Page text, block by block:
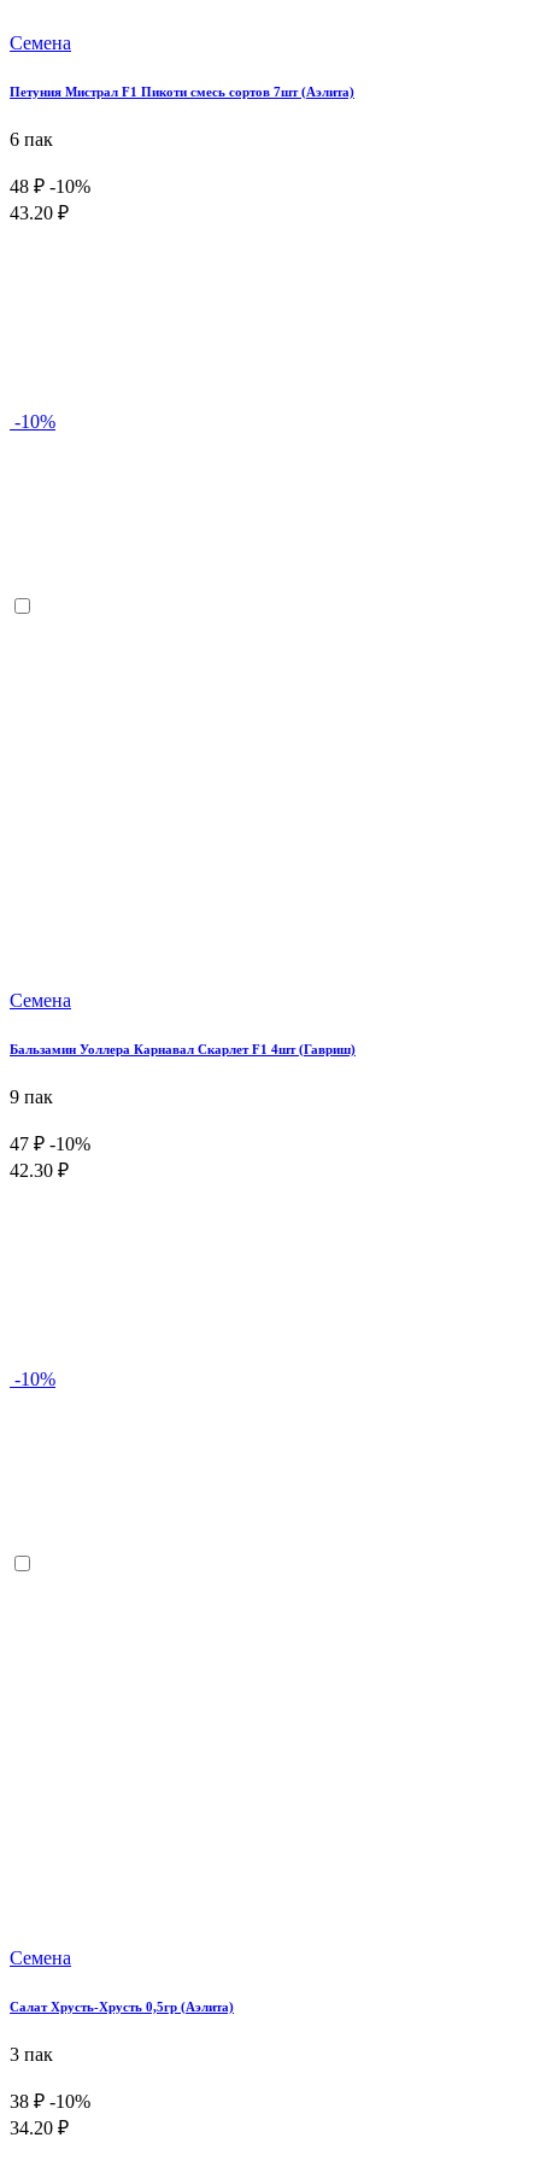
Семена
Петуния Мистрал F1 Пикоти смесь сортов 7шт (Аэлита)
6 пак
48 ₽ -10%
43.20 ₽
-10%
Семена
Бальзамин Уоллера Карнавал Скарлет F1 4шт (Гавриш)
9 пак
47 ₽ -10%
42.30 ₽
-10%
Семена
Салат Хрусть-Хрусть 0,5гр (Аэлита)
3 пак
38 ₽ -10%
34.20 ₽